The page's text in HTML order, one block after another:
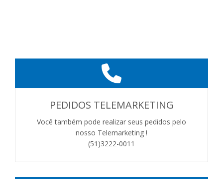
PEDIDOS TELEMARKETING
Você também pode realizar seus pedidos pelo
nosso Telemarketing !
(51)3222-0011